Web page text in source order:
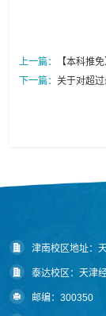
上一篇：
【本科推
公示
下一篇： 关于对超
津南校区地址：
泰达校区：天津
邮编：300350